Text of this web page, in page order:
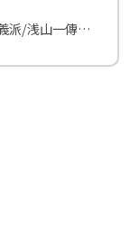
石川智広（合気道/大東流山本角義派/浅山一傳流体術）